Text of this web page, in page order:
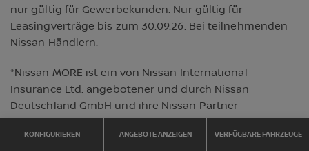
nur gültig für Gewerbekunden. Nur gültig für
Leasingverträge bis zum 30.09.26. Bei teilnehmenden
Nissan Händlern.
*Nissan MORE ist ein von Nissan International
Insurance Ltd. angebotener und durch Nissan
Deutschland GmbH und ihre Nissan Partner
vermittelter Versicherungsschutz für bestimmte
mechanische Komponenten (Antriebsstrang), der nach
KONFIGURIEREN ANGEBOTE ANZEIGEN VERFÜGBARE FAHRZEUGE